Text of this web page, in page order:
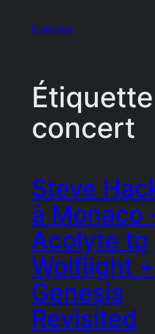
Divingeek
concert
Steve
à Monaco
Acolyte to
Wolflight +
Genesis
Revisited